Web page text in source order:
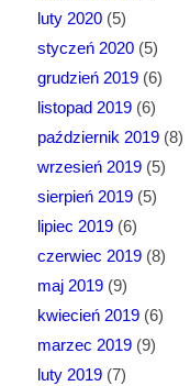
luty 2020(5)
styczeń 2020(5)
grudzień 2019(6)
listopad 2019(6)
październik 2019(8)
wrzesień 2019(5)
sierpień 2019(5)
lipiec 2019(6)
czerwiec 2019(8)
maj 2019(9)
kwiecień 2019(6)
marzec 2019(9)
luty 2019(7)